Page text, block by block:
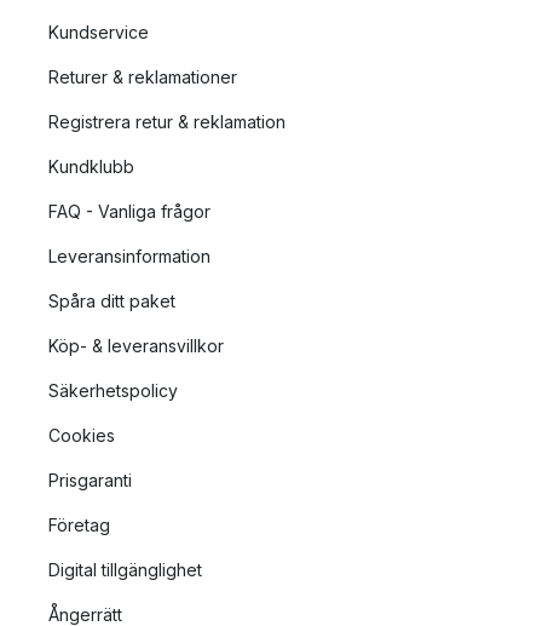
Kundservice
Returer & reklamationer
Registrera retur & reklamation
Kundklubb
FAQ - Vanliga frågor
Leveransinformation
Spåra ditt paket
Köp- & leveransvillkor
Säkerhetspolicy
Cookies
Prisgaranti
Företag
Digital tillgänglighet
Ångerrätt